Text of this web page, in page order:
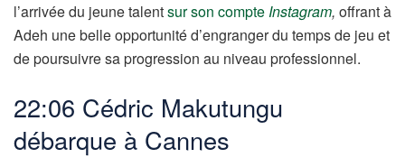
l’arrivée du jeune talentsur son compteInstagram, offrant à
Adeh une belle opportunité d’engranger du temps de jeu et
de poursuivre sa progression au niveau professionnel.
22:06 Cédric Makutungu
débarque à Cannes